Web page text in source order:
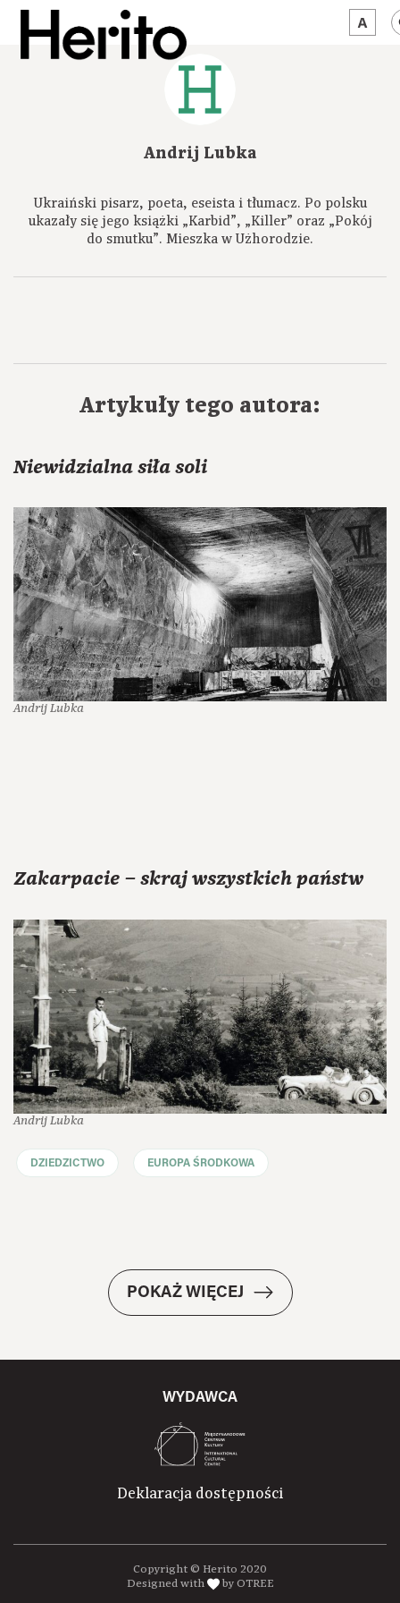
JĘZYK: PL
Andrij Lubka
Ukraiński pisarz, poeta, eseista i tłumacz. Po polsku
ukazały się jego książki „Karbid”, „Killer” oraz „Pokój
do smutku”. Mieszka w Użhorodzie.
Artykuły tego autora:
Niewidzialna siła soli
Andrij Lubka
Zakarpacie – skraj wszystkich państw
Andrij Lubka
DZIEDZICTWO EUROPA ŚRODKOWA
POKAŻ WIĘCEJ
WYDAWCA
Deklaracja dostępności
Copyright © Herito 2020
Designed with
by OTREE